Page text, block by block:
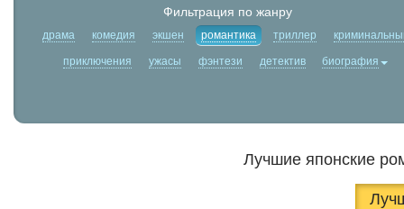
Фильтрация по жанру
драма комедия экшен романтика триллер
приключения ужасы фэнтези детектив биография
Лучшие японские